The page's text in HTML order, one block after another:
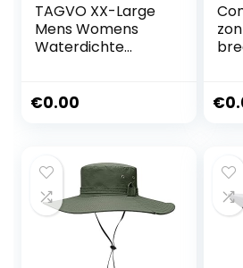
TAGVO XX-Large
Mens Womens
Waterdichte
Zonnehoed
Winddicht
Packable
€0.00 €